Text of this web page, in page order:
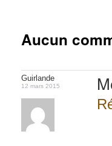
Aucun
Guirlande
12 mars 2015